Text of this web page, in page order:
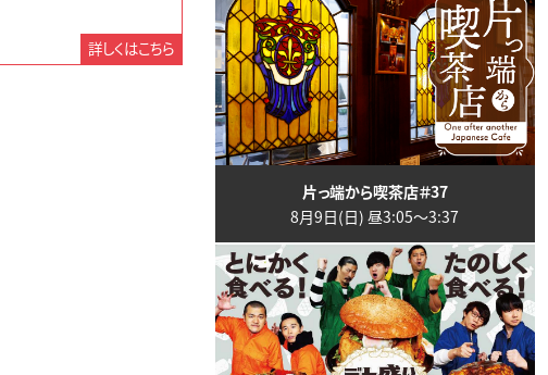
詳しくはこちら
片っ端から喫茶店＃37
8月9日(日) 昼3:05〜3:37